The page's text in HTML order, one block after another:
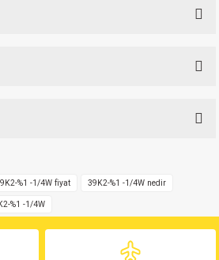
öneri formunu kullanarak tarafımıza
%1 -1/4W fiyat 39K2-%1 -1/4W nedir
%1 -1/4W